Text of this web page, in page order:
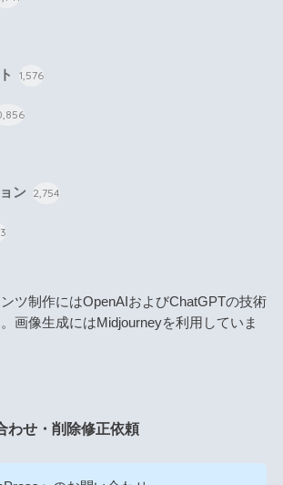
1,576
ン 2,754
ツ制作にはOpenAIおよびChatGPTの技術
画像生成にはMidjourneyを利用していま
わせ・削除修正依頼